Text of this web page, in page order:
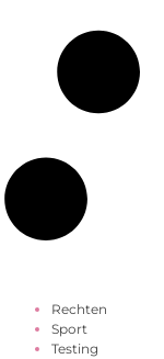
Rechten
Sport
Testing